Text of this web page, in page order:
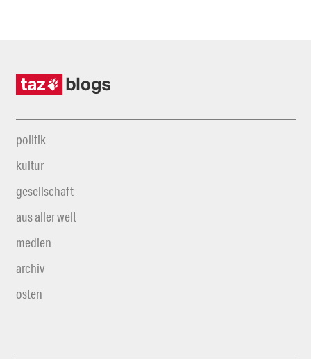
politik
kultur
gesellschaft
aus aller welt
medien
archiv
osten